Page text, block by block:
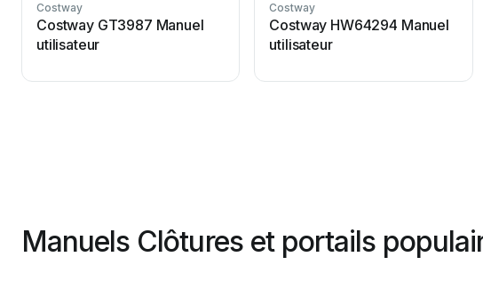
Costway
Costway GT3987 Manuel
utilisateur
Costway
Costway HW64294 Manuel
utilisateur
Manuels Clôtures et portails